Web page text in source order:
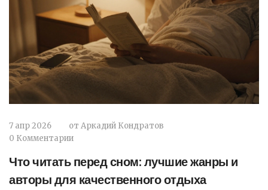
7 апр 2026 от Аркадий Кондратов
0 Комментарии
Что читать перед сном: лучшие жанры и
авторы для качественного отдыха